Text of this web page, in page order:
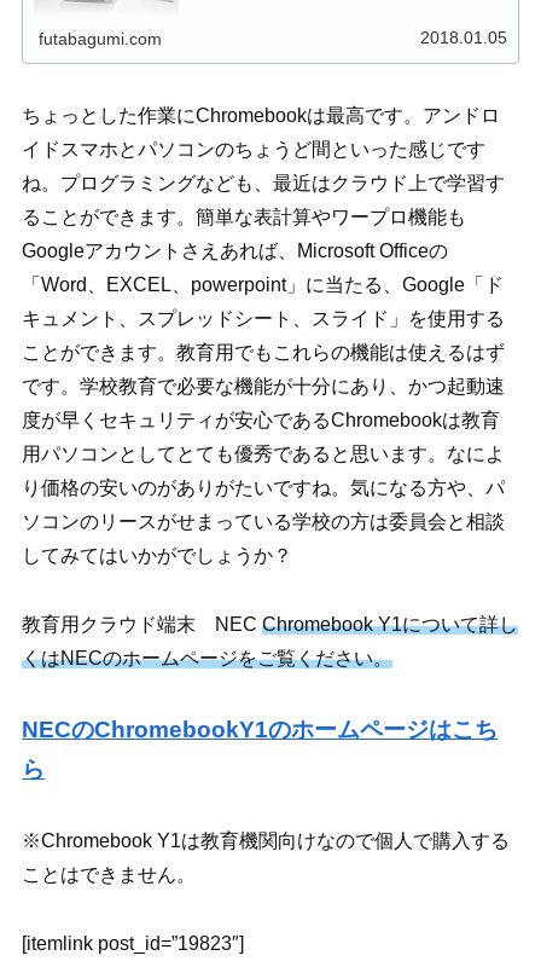
futabagumi.com 2018.01.05
ちょっとした作業にChromebookは最高です。アンドロ
イドスマホとパソコンのちょうど間といった感じです
ね。プログラミングなども、最近はクラウド上で学習す
ることができます。簡単な表計算やワープロ機能も
Googleアカウントさえあれば、Microsoft Officeの
「Word、EXCEL、powerpoint」に当たる、Google「ド
キュメント、スプレッドシート、スライド」を使用する
ことができます。教育用でもこれらの機能は使えるはず
です。学校教育で必要な機能が十分にあり、かつ起動速
度が早くセキュリティが安心であるChromebookは教育
用パソコンとしてとても優秀であると思います。なによ
り価格の安いのがありがたいですね。気になる方や、パ
ソコンのリースがせまっている学校の方は委員会と相談
してみてはいかがでしょうか？
教育用クラウド端末 NECChromebookY1について詳し
くはNECのホームページをご覧ください。
NECのChromebookY1のホームページはこち
ら
※Chromebook Y1は教育機関向けなので個人で購入する
ことはできません。
[itemlink post_id=”19823″]